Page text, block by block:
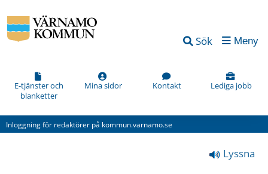
Sök Meny
E-tjänster och
blanketter
Mina sidor Kontakt Lediga jobb
Inloggning för redaktörer på kommun.varnamo.se
Lyssna
Vad
kan
förbättra
den
här